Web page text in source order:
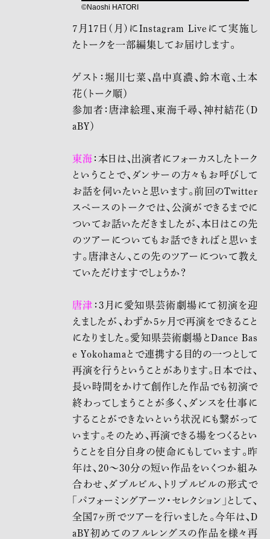
©︎Naoshi HATORI
7月17日(月)にInstagram Liveにて実施し
たトークを一部編集してお届けします。
ゲスト：堀川七菜、畠中真濃、鈴木竜、土本
花（トーク順）
参加者：唐津絵理、東海千尋、神村結花（D
aBY）
東海 ：本日は、出演者にフォーカスしたトーク
ということで、ダンサーの方々もお呼びして
お話を伺いたいと思います。前回のTwitter
スペースのトークでは、公演ができるまでに
ついてお話いただきましたが、本日はこの先
のツアーについてもお話できればと思いま
す。唐津さん、この先のツアーについて教え
ていただけますでしょうか？
唐津 ：3月に愛知県芸術劇場にて初演を迎
えましたが、わずか5ヶ月で再演をできること
になりました。愛知県芸術劇場とDance Bas
e Yokohamaとで連携する目的の一つとして
再演を行うということがあります。日本では、
長い時間をかけて創作した作品でも初演で
終わってしまうことが多く、ダンスを仕事に
することができないという状況にも繋がって
います。そのため、再演できる場をつくるとい
うことを自分自身の使命にもしています。昨
年は、20〜30分の短い作品をいくつか組み
合わせ、ダブルビル、トリプルビルの形式で
「パフォーミングアーツ・セレクション」として、
全国7ヶ所でツアーを行いました。今年は、D
aBY初めてのフルレングスの作品を様々再